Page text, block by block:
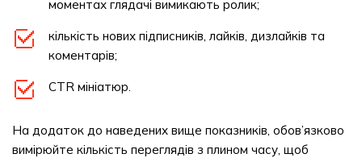
моментах глядачі вимикають ролик;
кількість нових підписників, лайків, дизлайків та
коментарів;
CTR мініатюр.
На додаток до наведених вище показників, обов’язково
вимірюйте кількість переглядів з плином часу, щоб